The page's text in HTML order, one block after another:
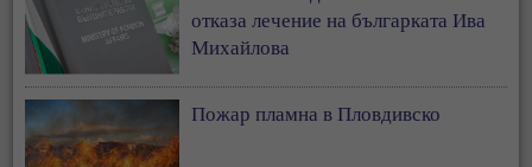
отказа лечение на българката Ива
Михайлова
Пожар пламна в Пловдивско